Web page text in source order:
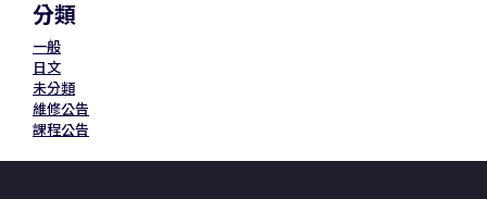
分類
一般
日文
未分類
維修公告
課程公告